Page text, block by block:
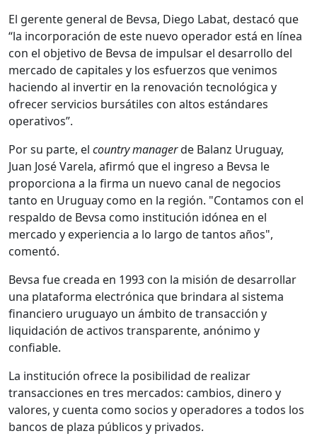
El gerente general de Bevsa, Diego Labat, destacó que
“la incorporación de este nuevo operador está en línea
con el objetivo de Bevsa de impulsar el desarrollo del
mercado de capitales y los esfuerzos que venimos
haciendo al invertir en la renovación tecnológica y
ofrecer servicios bursátiles con altos estándares
operativos”.
Por su parte, el country managerde Balanz Uruguay,
Juan José Varela, afirmó que el ingreso a Bevsa le
proporciona a la firma un nuevo canal de negocios
tanto en Uruguay como en la región. "Contamos con el
respaldo de Bevsa como institución idónea en el
mercado y experiencia a lo largo de tantos años",
comentó.
Bevsa fue creada en 1993 con la misión de desarrollar
una plataforma electrónica que brindara al sistema
financiero uruguayo un ámbito de transacción y
liquidación de activos transparente, anónimo y
confiable.
La institución ofrece la posibilidad de realizar
transacciones en tres mercados: cambios, dinero y
valores, y cuenta como socios y operadores a todos los
bancos de plaza públicos y privados.